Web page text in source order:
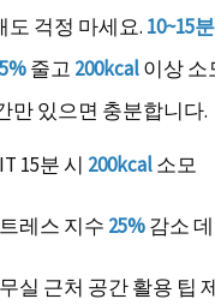
도 걱정 마세요. 10~15분
줄고 200kcal이상 소
만 있으면 충분합니다.
15분 시 200kcal소모
레스 지수 25%감소
실 근처 공간 활용 팁